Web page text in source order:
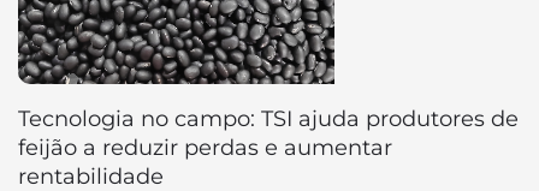
Tecnologia no campo: TSI ajuda produtores de
feijão a reduzir perdas e aumentar
rentabilidade